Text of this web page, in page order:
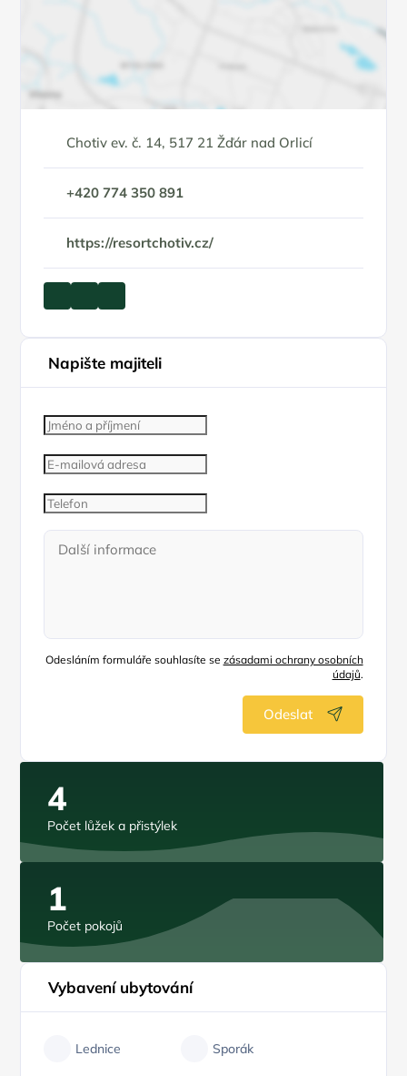
Chotiv ev. č. 14, 517 21 Žďár nad Orlicí
+420 774 350 891
https://resortchotiv.cz/
Napište majiteli
Odesláním formuláře souhlasíte se zásadami ochrany osobních
údajů.
Odeslat
4
Počet lůžek a přistýlek
1
Počet pokojů
Vybavení ubytování
Lednice Sporák